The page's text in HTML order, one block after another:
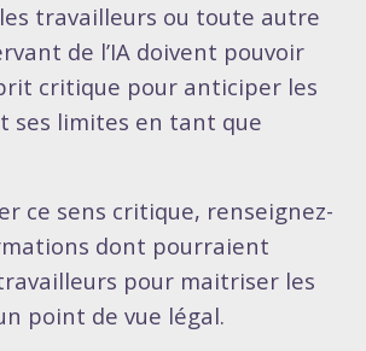
travailleurs ou toute autre
de l’IA doivent pouvoir
critique pour anticiper les
ses limites en tant que
ce sens critique, renseignez-
dont pourraient
pour maitriser les
point de vue légal.